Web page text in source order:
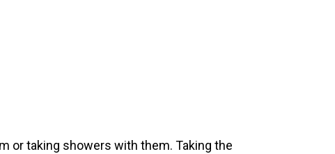
or taking showers with them. Taking the